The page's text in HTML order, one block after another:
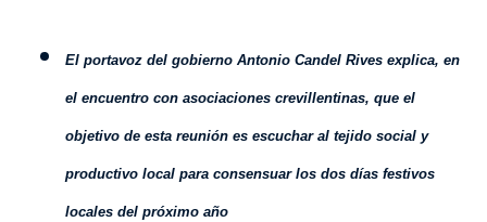
El portavoz del gobierno Antonio Candel Rives explica, en
el encuentro con asociaciones crevillentinas, que el
objetivo de esta reunión es escuchar al tejido social y
productivo local para consensuar los dos días festivos
locales del próximo año